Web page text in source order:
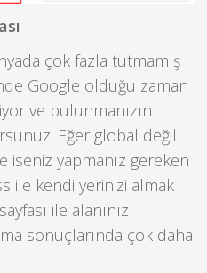
çok fazla tutmamış
Google olduğu zaman
ve bulunmanızın
Eğer global değil
yapmanız gereken
ile kendi yerinizi almak
ile alanınızı
sonuçlarında çok daha